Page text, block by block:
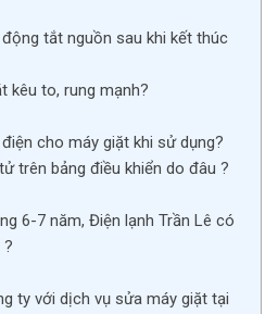
tắt nguồn sau khi kết thúc
kêu to, rung mạnh?
cho máy giặt khi sử dụng?
trên bảng điều khiển do đâu ?
6-7 năm, Điện lạnh Trần Lê có
ty với dịch vụ sửa máy giặt tại